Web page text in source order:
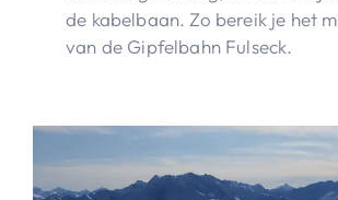
de kabelbaan. Zo bereik je het
van de Gipfelbahn Fulseck.